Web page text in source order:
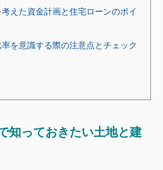
考えた資金計画と住宅ローンのポイ
率を意識する際の注意点とチェック
知っておきたい土地と建